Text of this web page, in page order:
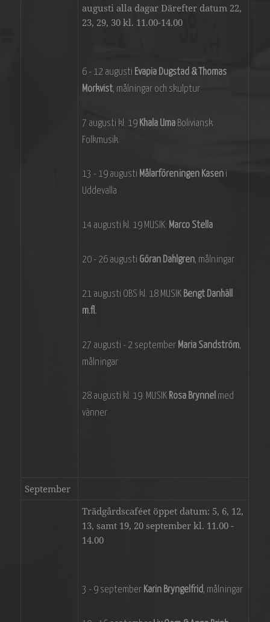
augusti alla dagar Därefter datum 22,
23, 29, 30 kl. 11.00-14.00
6 - 12 augusti Evapia Dugstad & Thomas
Morkvist, målningar och skulptur
7 augusti kl. 19 Khala Uma Boliviansk
Folkmusik
13 - 19 augusti Målarföreningen Kasen i
Uddevalla
14 augusti kl. 19 MUSIK: Marco Stella
20 - 26 augusti Göran Dahlgren, målningar
21 augusti OBS kl. 18 MUSIK Bengt Danhäll
m.fl.
27 augusti - 2 september Maria Sandström,
målningar
28 augusti kl. 19 MUSIK Rosa Brynnel med
vänner
September
Trädgårdscaféet öppet datum: 5, 6, 12,
13, samt 19, 20 september kl. 11.00 -
14.00
3 - 9 september Karin Bryngelfrid, målningar